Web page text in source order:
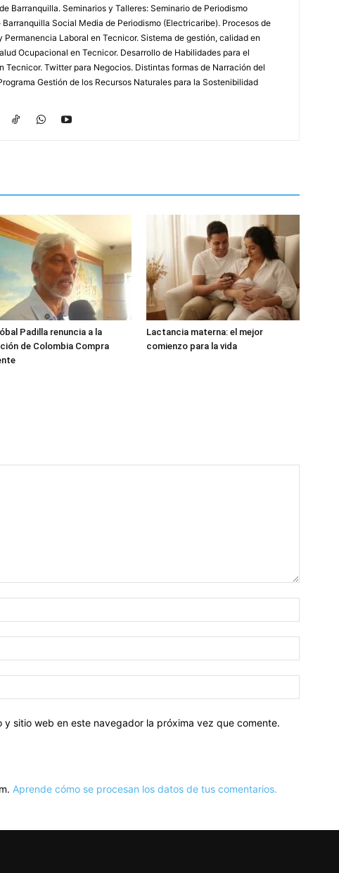
Barranquilla. Seminarios y Talleres: Seminario de Periodismo
Social Media de Periodismo (Electricaribe). Procesos de
Laboral en Tecnicor. Sistema de gestión, calidad en
Ocupacional en Tecnicor. Desarrollo de Habilidades para el
Tecnicor. Twitter para Negocios. Distintas formas de Narración del
Gestión de los Recursos Naturales para la Sostenibilidad
Padilla renuncia a la
de Colombia Compra
Lactancia materna: el mejor
comienzo para la vida
sitio web en este navegador la próxima vez que comente.
Aprende cómo se procesan los datos de tus comentarios.